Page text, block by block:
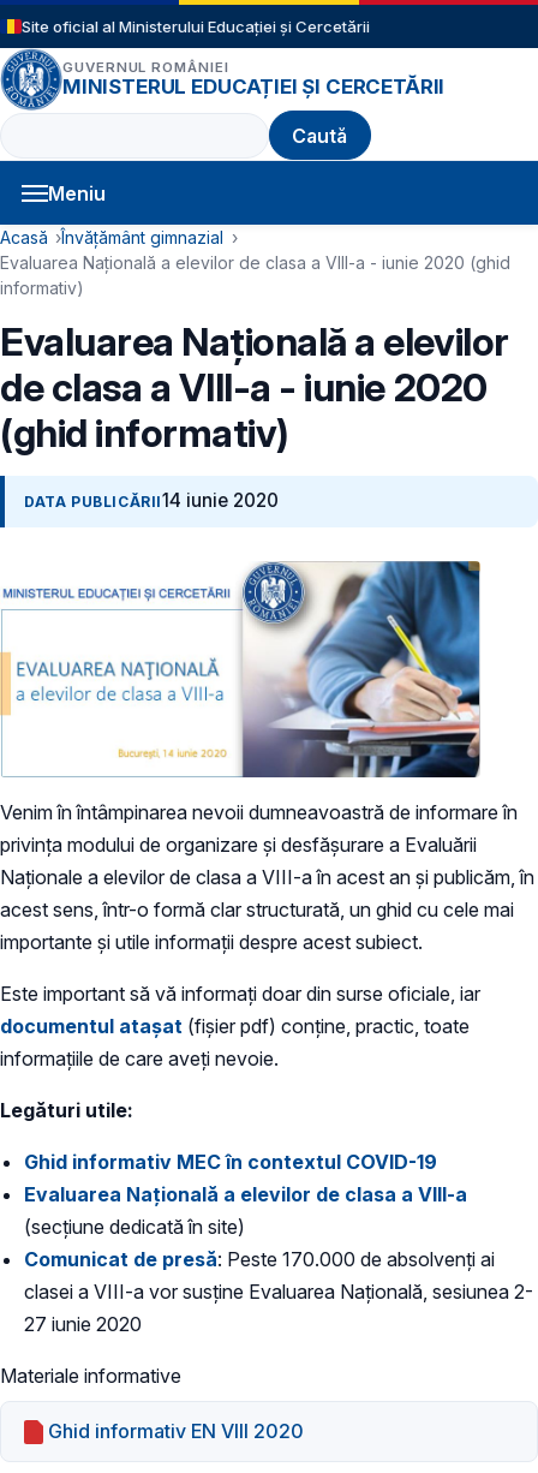
Sari la conținutul principal
Site oficial al Ministerului Educației și Cercetării
GUVERNUL ROMÂNIEI
MINISTERUL EDUCAȚIEI ȘI CERCETĂRII
Caută
Meniu
Navigație principală
Cale de navigare
Acasă
Învățământ gimnazial
Evaluarea Națională a elevilor de clasa a VIII-a - iunie 2020 (ghid
informativ)
Evaluarea Națională a elevilor
de clasa a VIII-a - iunie 2020
(ghid informativ)
DATA PUBLICĂRII14 iunie 2020
Venim în întâmpinarea nevoii dumneavoastră de informare în
privința modului de organizare și desfășurare a Evaluării
Naționale a elevilor de clasa a VIII-a în acest an și publicăm, în
acest sens, într-o formă clar structurată, un ghid cu cele mai
importante și utile informații despre acest subiect.
Este important să vă informați doar din surse oficiale, iar
documentul atașat (fișier pdf) conține, practic, toate
informațiile de care aveți nevoie.
Legături utile:
Ghid informativ MEC în contextul COVID-19
Evaluarea Națională a elevilor de clasa a VIII-a
(secțiune dedicată în site)
Comunicat de presă: Peste 170.000 de absolvenți ai
clasei a VIII-a vor susține Evaluarea Națională, sesiunea 2-
27 iunie 2020
Materiale informative
Ghid informativ EN VIII 2020